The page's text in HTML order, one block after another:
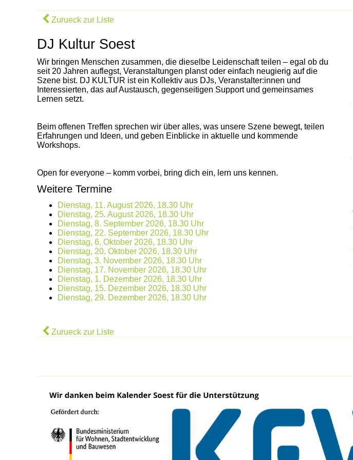
Zurueck zur Liste
DJ Kultur Soest
Wir bringen Menschen zusammen, die dieselbe Leidenschaft teilen – egal ob du
seit 20 Jahren auflegst, Veranstaltungen planst oder einfach neugierig auf die
Szene bist. DJ KULTUR ist ein Kollektiv aus DJs, Veranstalter:innen und
Interessierten, das auf Austausch, gegenseitigen Support und gemeinsames
Lernen setzt.
Beim offenen Treffen sprechen wir über alles, was unsere Szene bewegt, teilen
Erfahrungen und Ideen, und geben Einblicke in aktuelle und kommende
Workshops.
Open for everyone – komm vorbei, bring dich ein, lern uns kennen.
Weitere Termine
Dienstag, 11. August 2026, 18.30 Uhr
Dienstag, 25. August 2026, 18.30 Uhr
Dienstag, 8. September 2026, 18.30 Uhr
Dienstag, 22. September 2026, 18.30 Uhr
Dienstag, 6. Oktober 2026, 18.30 Uhr
Dienstag, 20. Oktober 2026, 18.30 Uhr
Dienstag, 3. November 2026, 18.30 Uhr
Dienstag, 17. November 2026, 18.30 Uhr
Dienstag, 1. Dezember 2026, 18.30 Uhr
Dienstag, 15. Dezember 2026, 18.30 Uhr
Dienstag, 29. Dezember 2026, 18.30 Uhr
Zurueck zur Liste